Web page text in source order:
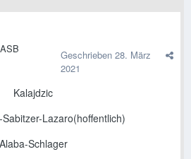
Geschrieben 28. März
2021
Kalajdzic
Lazaro(hoffentlich)
Alaba-Schlager